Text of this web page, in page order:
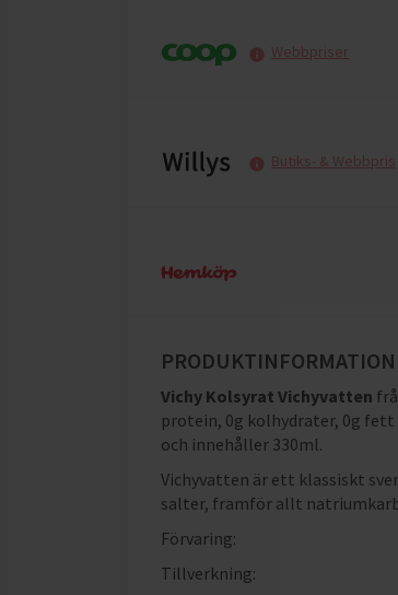
Webbpriser
Butiks- & Webbpris
PRODUKTINFORMATION
Vichy Kolsyrat Vichyvatten
protein, 0g kolhydrater, 0g fett
och innehåller 330ml.
Vichyvatten är ett klassiskt
salter, framför allt
Förvaring:
Tillverkning: